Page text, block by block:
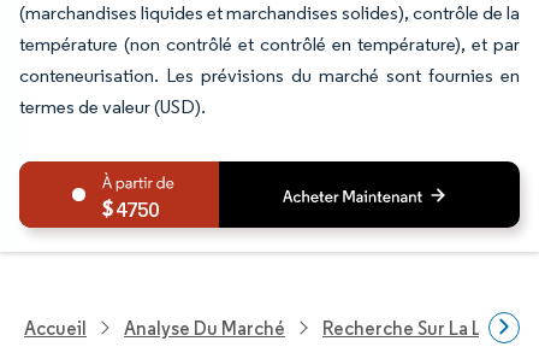
(marchandises liquides et marchandises solides), contrôle de la
température (non contrôlé et contrôlé en température), et par
conteneurisation. Les prévisions du marché sont fournies en
termes de valeur (USD).
4750
Accueil Analyse Du Marché Recherche Sur La